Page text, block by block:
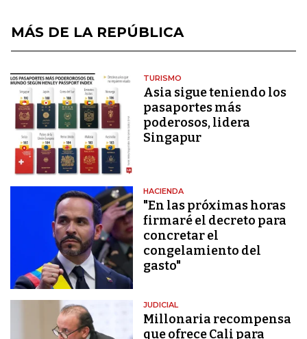
MÁS DE LA REPÚBLICA
TURISMO
Asia sigue teniendo los
pasaportes más
poderosos, lidera
Singapur
HACIENDA
"En las próximas horas
firmaré el decreto para
concretar el
congelamiento del
gasto"
JUDICIAL
Millonaria recompensa
que ofrece Cali para